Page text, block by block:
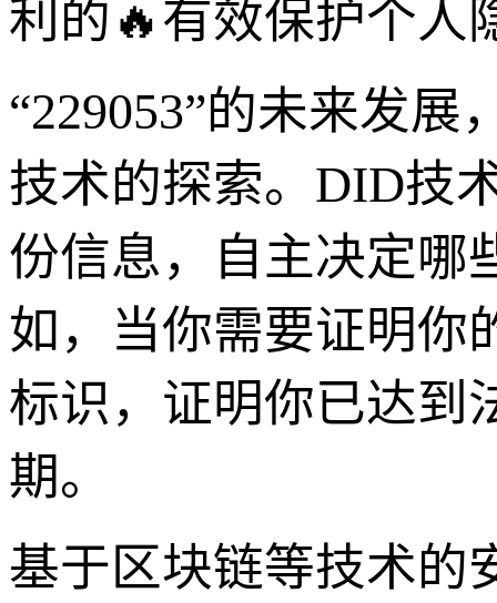
利的🔥有效保护个人
“229053”的未来发
技术的探索。DID技
份信息，自主决定哪
如，当你需要证明你
标识，证明你已达到
期。
基于区块链等技术的